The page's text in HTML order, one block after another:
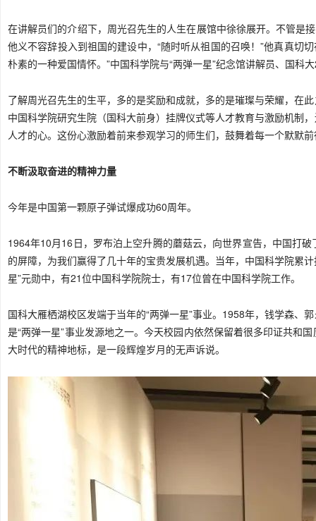
在讲解员们的介绍下，周光召先生的人生在展馆中徐徐展开。不管是
他义不容辞投入到祖国的建设中，“随时听从祖国的召唤！”他真真切
朴素的一种爱国情怀。”中国科学院与“两弹一星”纪念馆讲解员、国科
了解周光召先生的生平，多的是奖励和成就，多的是璀璨与荣耀，在
中国科学院研究生院（国科大前身）挂牌仪式等人才教育与激励机制
人才的心。这份心激励着前来参观学习的师生们，鼓舞着每一个默默
不断汲取奋进的精神力量
今年是中国第一颗原子弹试爆成功60周年。
1964年10月16日，罗布泊上空升腾的蘑菇云，向世界宣告，中国打
的屏障，为我们赢得了几十年的宝贵发展机遇。当年，中国科学院累
星”元勋中，有21位中国科学院院士，有17位曾在中国科学院工作。
国科大雁栖湖校区发端于当年的“两弹一星”事业。1958年，钱学森
是“两弹一星”事业发源地之一。今天校园内依然保留着很多印证共和
大时代的精神地标，是一段辉煌岁月的无声诉说。